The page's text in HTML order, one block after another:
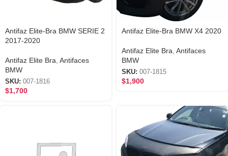
Antifaz Elite-Bra BMW SERIE 2
2017-2020
Antifaz Elite Bra Antifaces
BMW
SKU: 007-1816
$1,700
Antifaz Elite-Bra BMW X4 2020
Antifaz Elite Bra Antifaces
BMW
SKU: 007-1815
$1,900